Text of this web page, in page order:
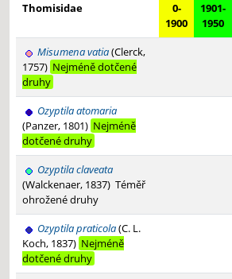
Thomisidae
0-
1900
1901-
1950
Misumena vatia(Clerck,
1757) Nejméně dotčené
druhy
Ozyptila atomaria
(Panzer, 1801) Nejméně
dotčené druhy
Ozyptila claveata
(Walckenaer, 1837) Téměř
ohrožené druhy
Ozyptila praticola(C. L.
Koch, 1837) Nejméně
dotčené druhy